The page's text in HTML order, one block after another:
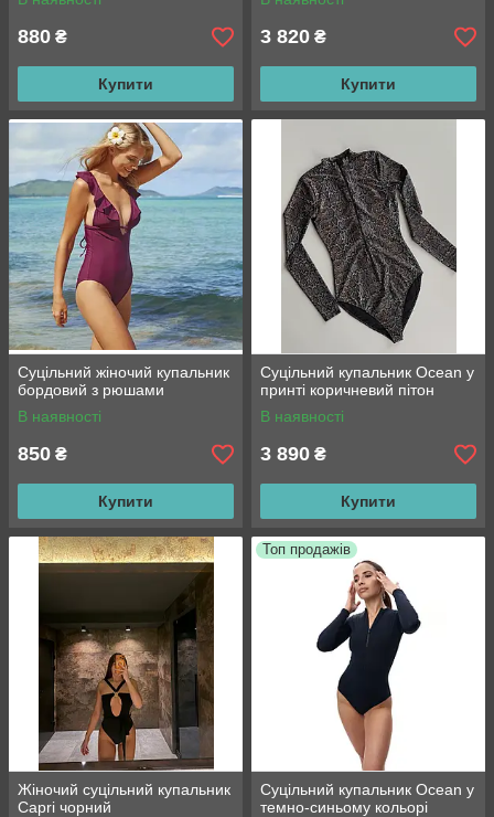
880 ₴
Купити
3 820 ₴
Купити
Суцільний жіночий купальник
бордовий з рюшами
В наявності
850 ₴
Купити
Суцільний купальник Ocean у
принті коричневий пітон
В наявності
3 890 ₴
Купити
Жіночий суцільний купальник
Capri чорний
Топ продажів
Суцільний купальник Ocean у
темно-синьому кольорі